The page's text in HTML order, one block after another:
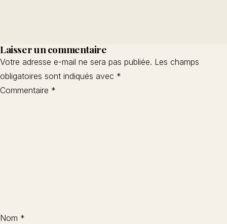
Laisser un commentaire
Votre adresse e-mail ne sera pas publiée. Les champs
obligatoires sont indiqués avec *
Commentaire *
Nom *